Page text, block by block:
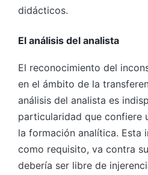
didácticos.
El análisis del analista
El reconocimiento del
en el ámbito de la
análisis del analista es
particularidad que confiere
la formación analítica. Esta
como requisito, va contra
debería ser libre de